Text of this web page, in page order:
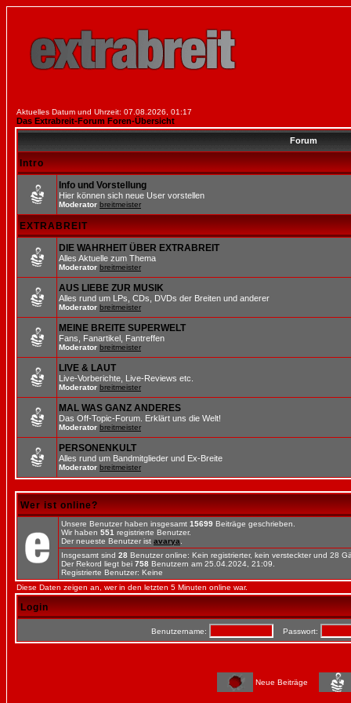
Aktuelles Datum und Uhrzeit: 07.08.2026, 01:17
Das Extrabreit-Forum Foren-Übersicht
Forum
Intro
Info und Vorstellung
Hier können sich neue User vorstellen
Moderator breitmeister
EXTRABREIT
DIE WAHRHEIT ÜBER EXTRABREIT
Alles Aktuelle zum Thema
Moderator breitmeister
AUS LIEBE ZUR MUSIK
Alles rund um LPs, CDs, DVDs der Breiten und anderer
Moderator breitmeister
MEINE BREITE SUPERWELT
Fans, Fanartikel, Fantreffen
Moderator breitmeister
LIVE & LAUT
Live-Vorberichte, Live-Reviews etc.
Moderator breitmeister
MAL WAS GANZ ANDERES
Das Off-Topic-Forum. Erklärt uns die Welt!
Moderator breitmeister
PERSONENKULT
Alles rund um Bandmitglieder und Ex-Breite
Moderator breitmeister
Wer ist online?
Unsere Benutzer haben insgesamt 15699 Beiträge geschrieben.
Wir haben 551 registrierte Benutzer.
Der neueste Benutzer ist avarya
Insgesamt sind 28 Benutzer online: Kein registrierter, kein versteckter und 28
Der Rekord liegt bei 758 Benutzern am 25.04.2024, 21:09.
Registrierte Benutzer: Keine
Diese Daten zeigen an, wer in den letzten 5 Minuten online war.
Login
Benutzername: Passwort:
Neue Beiträge